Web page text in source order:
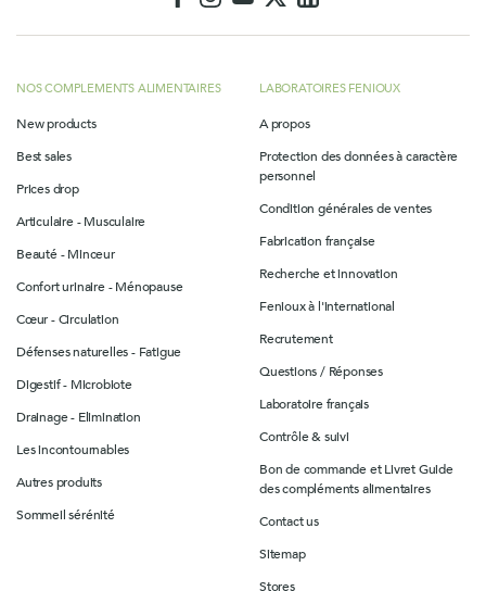
NOS COMPLEMENTS ALIMENTAIRES
New products
Best sales
Prices drop
Articulaire - Musculaire
Beauté - Minceur
Confort urinaire - Ménopause
Cœur - Circulation
Défenses naturelles - Fatigue
Digestif - Microbiote
Drainage - Elimination
Les incontournables
Autres produits
Sommeil sérénité
LABORATOIRES FENIOUX
A propos
Protection des données à caractère
personnel
Condition générales de ventes
Fabrication française
Recherche et innovation
Fenioux à l'international
Recrutement
Questions / Réponses
Laboratoire français
Contrôle & suivi
Bon de commande et Livret Guide
des compléments alimentaires
Contact us
Sitemap
Stores